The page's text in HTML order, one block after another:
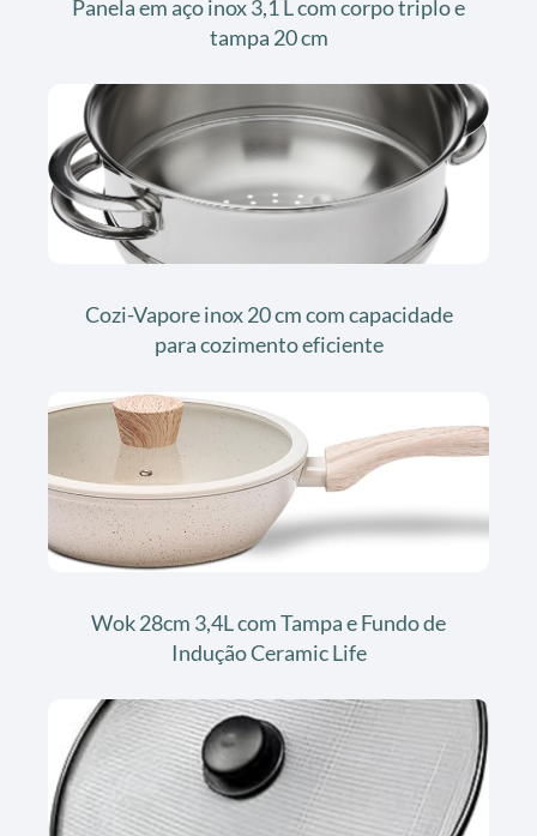
Panela em aço inox 3,1 L com corpo triplo e
tampa 20 cm
Cozi-Vapore inox 20 cm com capacidade
para cozimento eficiente
Wok 28cm 3,4L com Tampa e Fundo de
Indução Ceramic Life